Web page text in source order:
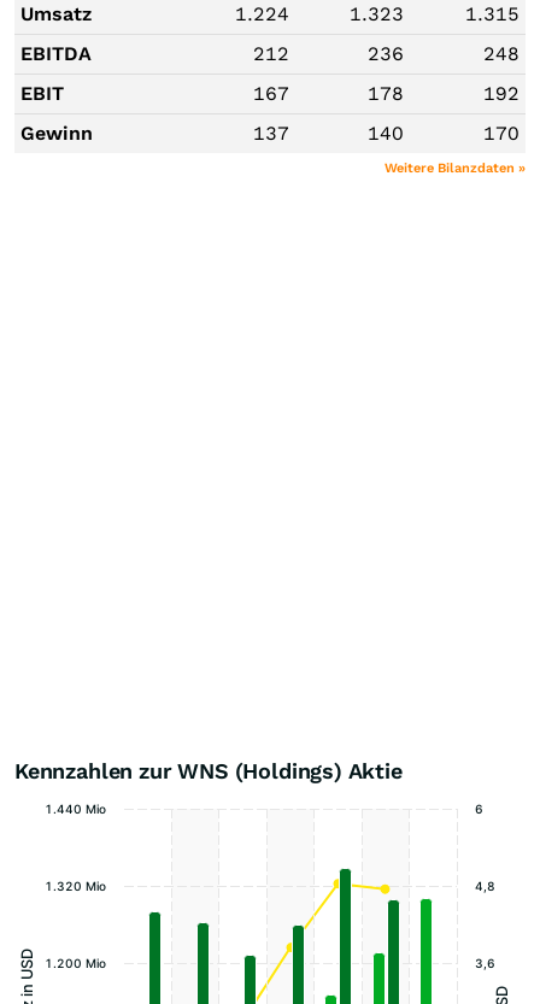
Umsatz
1.224 1.323
1.315
EBITDA
212 236
248
EBIT
167 178
192
Gewinn
137 140 170
Weitere Bilanzdaten »
Kennzahlen zur WNS (Holdings) Aktie
1.200 Mio
1.320 Mio
1.440 Mio
3,6
4,8
6